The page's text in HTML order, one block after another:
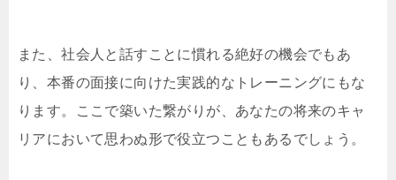
また、社会人と話すことに慣れる絶好の機会でもあ
り、本番の面接に向けた実践的なトレーニングにもな
ります。ここで築いた繋がりが、あなたの将来のキャ
リアにおいて思わぬ形で役立つこともあるでしょう。